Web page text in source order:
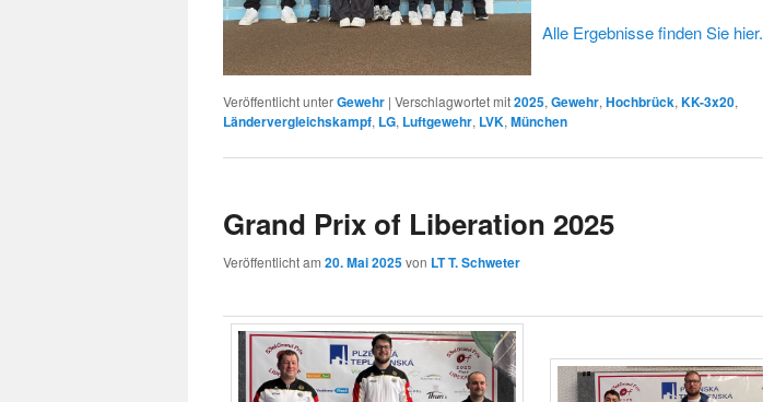
Alle Ergebnisse finden Sie hier.
Veröffentlicht unterGewehr | Verschlagwortet mit2025, Gewehr, Hochbrück, KK-3x20,
Ländervergleichskampf, LG, Luftgewehr, LVK, München
Grand Prix of Liberation 2025
Veröffentlicht am 20. Mai 2025von LT T. Schweter